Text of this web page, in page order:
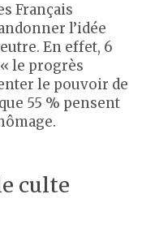
Français
l’idée
En effet, 6
le progrès
le pouvoir de
55 % pensent
culte